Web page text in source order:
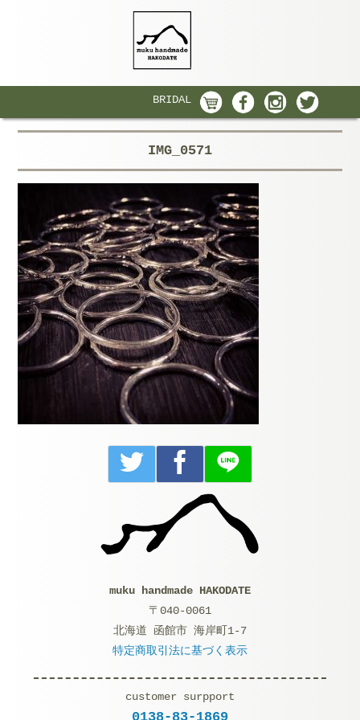
BRIDAL
IMG_0571
muku handmade HAKODATE
〒040-0061
北海道 函館市 海岸町1-7
特定商取引法に基づく表示
customer surpport